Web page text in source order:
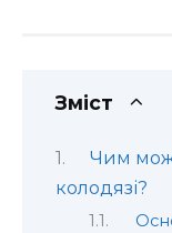
Зміст
Чим
колодязі?